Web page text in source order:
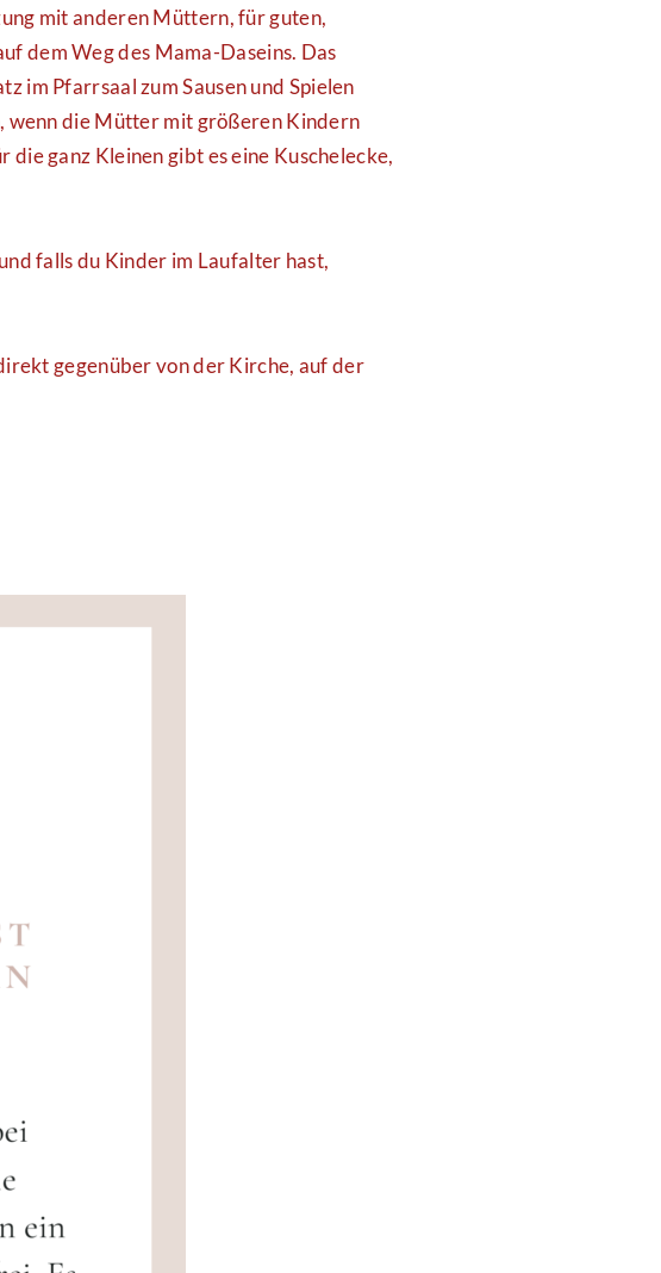
mit anderen Müttern, für guten,
dem Weg des Mama-Daseins. Das
im Pfarrsaal zum Sausen und Spielen
wenn die Mütter mit größeren Kindern
ganz Kleinen gibt es eine Kuschelecke,
falls du Kinder im Laufalter hast,
gegenüber von der Kirche, auf der